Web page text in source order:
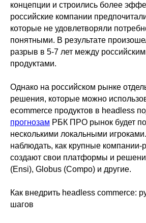
концепции и строились более
российские компании
которые не удовлетворяли
понятными. В результате
разрыв в 5-7 лет между
продуктами.
Однако на российском рынке
решения, которые можно
ecommerce продуктов в headless
прогнозам РБК ПРО рынок будет
несколькими локальными
наблюдать, как крупные компании-
создают свои платформы и
(Ensi), Globus (Compo) и другие.
Как внедрить headless commerce:
шагов